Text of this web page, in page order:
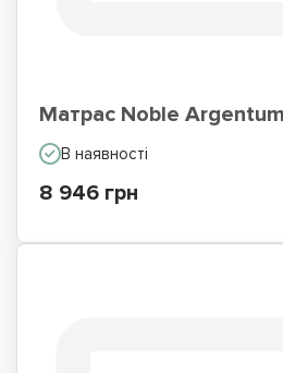
Матрас Noble
В наявності
8 946 грн